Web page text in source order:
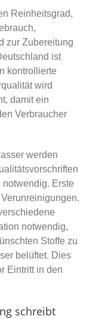
Reinheitsgrad,
zur Zubereitung
ist
kontrollierte
wird
damit ein
Verbraucher
werden
Erste
notwendig,
Stoffe zu
belüftet. Dies
Eintritt in den
schreibt